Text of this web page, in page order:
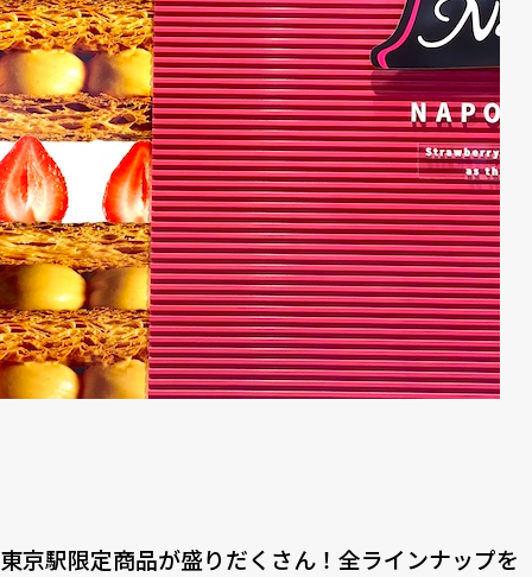
東京駅限定商品が盛りだくさん！全ラインナップを